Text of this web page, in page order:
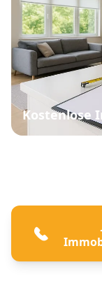
Kostenlose